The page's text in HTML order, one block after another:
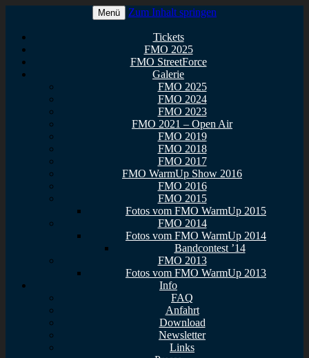
FullMetal Osthessen – 13. FMO
2026
Menü Zum Inhalt springen
Tickets
FMO 2025
FMO StreetForce
Galerie
FMO 2025
FMO 2024
FMO 2023
FMO 2021 – Open Air
FMO 2019
FMO 2018
FMO 2017
FMO WarmUp Show 2016
FMO 2016
FMO 2015
Fotos vom FMO WarmUp 2015
FMO 2014
Fotos vom FMO WarmUp 2014
Bandcontest ’14
FMO 2013
Fotos vom FMO WarmUp 2013
Info
FAQ
Anfahrt
Download
Newsletter
Links